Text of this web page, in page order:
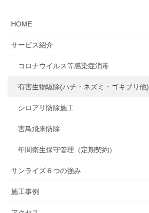
HOME
サービス紹介
コロナウイルス等感染症消毒
有害生物駆除(ハチ・ネズミ・ゴキブリ他)
シロアリ防除施工
害鳥飛来防除
年間衛生保守管理（定期契約）
サンライズ６つの強み
施工事例